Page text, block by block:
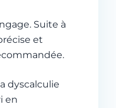
Suite à
et
dyscalculie
en